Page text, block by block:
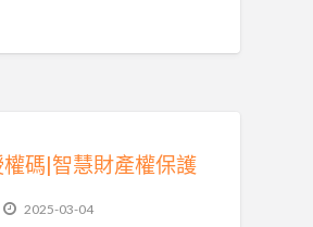
碼|智慧財產權保護
2025-03-04